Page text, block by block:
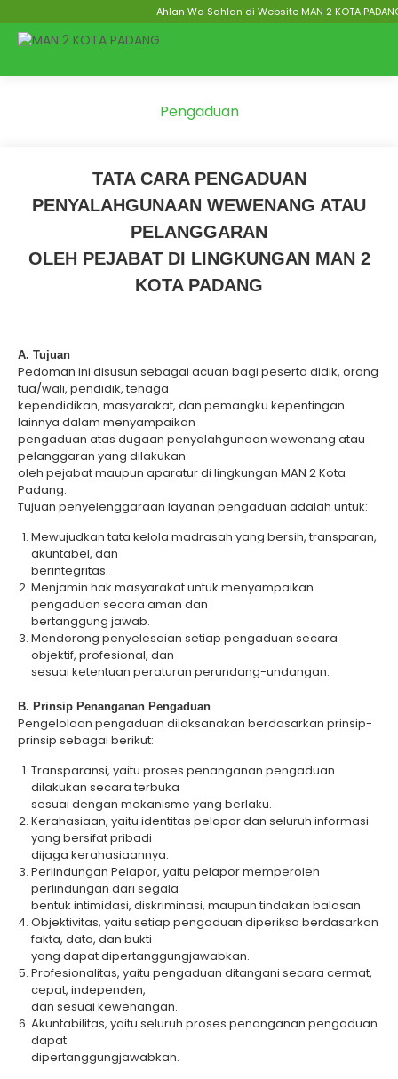
Ahlan Wa Sahlan di Website MAN 2 KOTA PADANG
Pengaduan
TATA CARA PENGADUAN
PENYALAHGUNAAN WEWENANG ATAU
PELANGGARAN
OLEH PEJABAT DI LINGKUNGAN MAN 2
KOTA PADANG
A. Tujuan
Pedoman ini disusun sebagai acuan bagi peserta didik, orang
tua/wali, pendidik, tenaga
kependidikan, masyarakat, dan pemangku kepentingan
lainnya dalam menyampaikan
pengaduan atas dugaan penyalahgunaan wewenang atau
pelanggaran yang dilakukan
oleh pejabat maupun aparatur di lingkungan MAN 2 Kota
Padang.
Tujuan penyelenggaraan layanan pengaduan adalah untuk:
Mewujudkan tata kelola madrasah yang bersih, transparan,
akuntabel, dan
berintegritas.
Menjamin hak masyarakat untuk menyampaikan
pengaduan secara aman dan
bertanggung jawab.
Mendorong penyelesaian setiap pengaduan secara
objektif, profesional, dan
sesuai ketentuan peraturan perundang-undangan.
B. Prinsip Penanganan Pengaduan
Pengelolaan pengaduan dilaksanakan berdasarkan prinsip-
prinsip sebagai berikut:
Transparansi, yaitu proses penanganan pengaduan
dilakukan secara terbuka
sesuai dengan mekanisme yang berlaku.
Kerahasiaan, yaitu identitas pelapor dan seluruh informasi
yang bersifat pribadi
dijaga kerahasiaannya.
Perlindungan Pelapor, yaitu pelapor memperoleh
perlindungan dari segala
bentuk intimidasi, diskriminasi, maupun tindakan balasan.
Objektivitas, yaitu setiap pengaduan diperiksa berdasarkan
fakta, data, dan bukti
yang dapat dipertanggungjawabkan.
Profesionalitas, yaitu pengaduan ditangani secara cermat,
cepat, independen,
dan sesuai kewenangan.
Akuntabilitas, yaitu seluruh proses penanganan pengaduan
dapat
dipertanggungjawabkan.